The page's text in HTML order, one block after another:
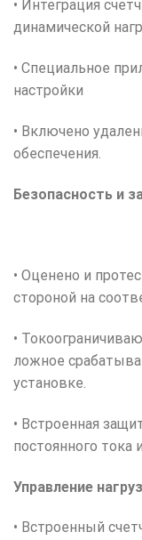
• Интеграция
динамической
• Специальное
настройки
• Включено
обеспечения.
Безопасность и
• Оценено и
стороной на
•
ложное
установке.
• Встроенная
постоянного тока
Управление
• Встроенный